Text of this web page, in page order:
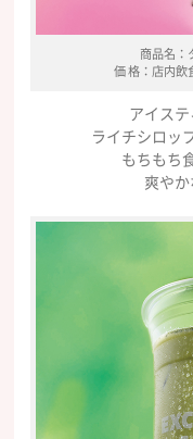
商品名
価 格：店内
アイス
ライチシロッ
もちもち
爽や